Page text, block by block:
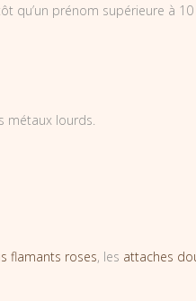
qu’un prénom supérieure à 10
métaux lourds.
flamants roses, les attaches